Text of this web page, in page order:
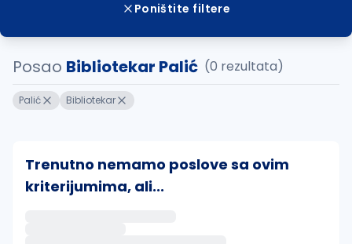
Poništite filtere
Posao Bibliotekar Palić (0 rezultata)
Palić Bibliotekar
Trenutno nemamo poslove sa ovim
kriterijumima, ali...